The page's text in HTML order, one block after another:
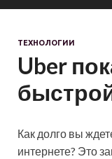
ТЕХНОЛОГИИ
Uber
Как долго вы
интернете? Это